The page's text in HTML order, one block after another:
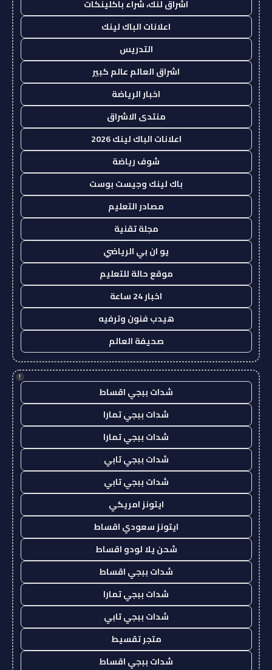
اشراق لنك، شراء باكلينكات
اعلانات الباك لينك
التدريس
اشراق العالم عالم كبير
اخبار الرياضة
منتدى الاشراق
اعلانات الباك لينك 2026
شوف رياضة
باك لينك وجيست بوست
مصادر التعليم
مجلة تقنية
يو ان بي الرياضي
موقع حالة للتعليم
اخبار 24 ساعة
هيدب فنون وترفيه
صحيفة العالم
!
شدات ببجي اقساط
شدات ببجي تمارا
شدات ببجي تمارا
شدات ببجي تابي
شدات ببجي تابي
ايتونز امريكي
ايتونز سعودي اقساط
شحن يلا لودو اقساط
شدات ببجي اقساط
شدات ببجي تمارا
شدات ببجي تابي
متجر تقسيط
شدات ببجي اقساط